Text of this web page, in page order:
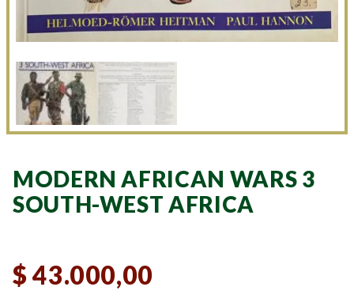
MODERN AFRICAN WARS 3
SOUTH-WEST AFRICA
$43.000,00